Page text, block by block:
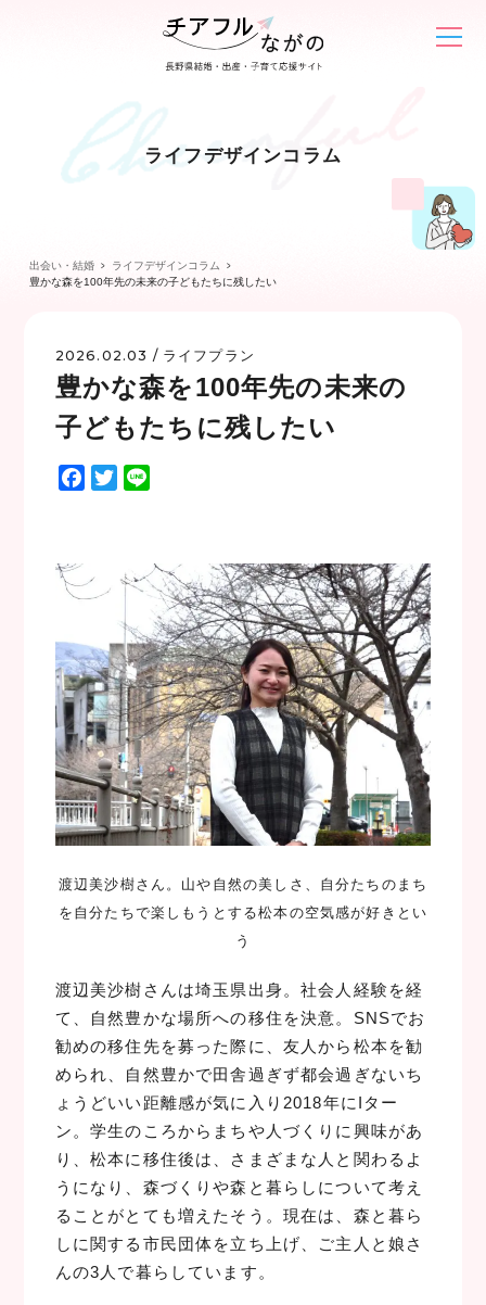
ライフデザインコラム
出会い・結婚
ライフデザインコラム
豊かな森を100年先の未来の子どもたちに残したい
2026.02.03 / ライフプラン
豊かな森を100年先の未来の
子どもたちに残したい
F
b
k
T
t
r
渡辺美沙樹さん。山や自然の美しさ、自分たちのまち
を自分たちで楽しもうとする松本の空気感が好きとい
う
渡辺美沙樹さんは埼玉県出身。社会人経験を経
て、自然豊かな場所への移住を決意。SNSでお
勧めの移住先を募った際に、友人から松本を勧
められ、自然豊かで田舎過ぎず都会過ぎないち
ょうどいい距離感が気に入り2018年にIター
ン。学生のころからまちや人づくりに興味があ
り、松本に移住後は、さまざまな人と関わるよ
うになり、森づくりや森と暮らしについて考え
ることがとても増えたそう。現在は、森と暮ら
しに関する市民団体を立ち上げ、ご主人と娘さ
んの3人で暮らしています。